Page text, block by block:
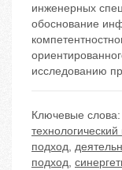
инженерных
обоснование
исследованию
Ключевые слова:
подход,
подход,